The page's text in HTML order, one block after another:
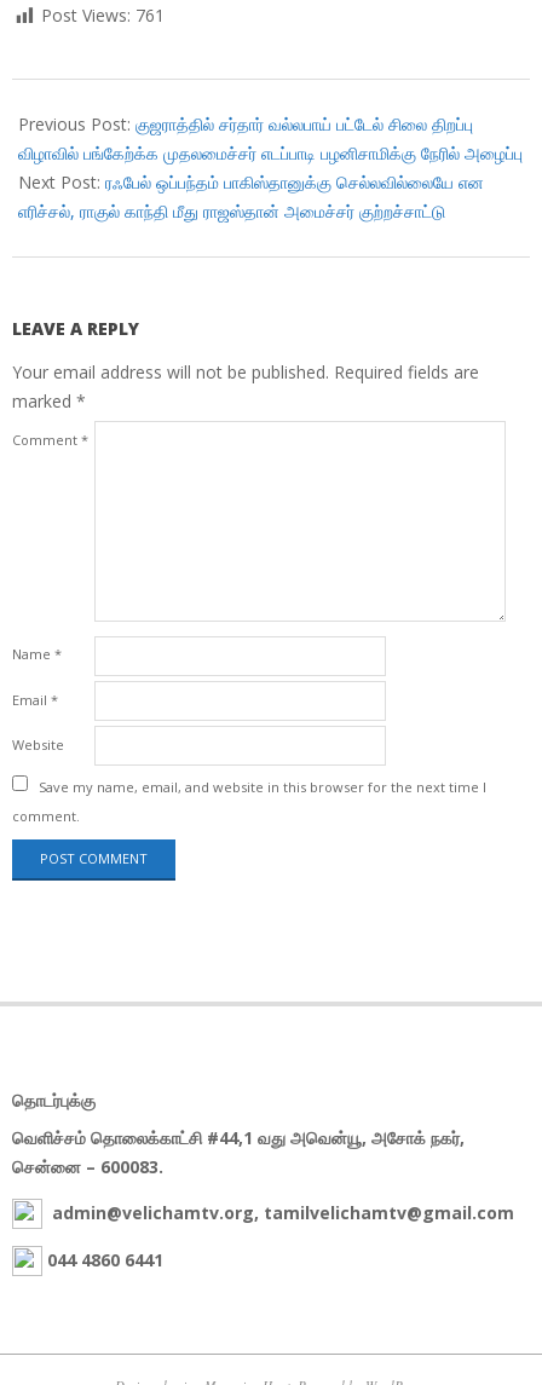
Post Views: 761
10-
15
Previous Post: குஜராத்தில் சர்தார் வல்லபாய் பட்டேல் சிலை திறப்பு
விழாவில் பங்கேற்க்க முதலமைச்சர் எடப்பாடி பழனிசாமிக்கு நேரில் அழைப்பு
Next Post: ரஃபேல் ஒப்பந்தம் பாகிஸ்தானுக்கு செல்லவில்லையே என
எரிச்சல், ராகுல் காந்தி மீது ராஜஸ்தான் அமைச்சர் குற்றச்சாட்டு
LEAVE A REPLY
Your email address will not be published. Required fields are
marked *
Comment *
Name *
Email *
Website
Save my name, email, and website in this browser for the next time I
comment.
தொடர்புக்கு
வெளிச்சம் தொலைக்காட்சி #44,1 வது அவென்யூ, அசோக் நகர்,
சென்னை – 600083.
admin@velichamtv.org, tamilvelichamtv@gmail.com
044 4860 6441